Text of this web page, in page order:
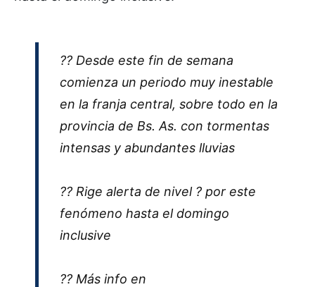
?? Desde este fin de semana
comienza un periodo muy inestable
en la franja central, sobre todo en la
provincia de Bs. As. con tormentas
intensas y abundantes lluvias
?? Rige alerta de nivel ? por este
fenómeno hasta el domingo
inclusive
?? Más info en